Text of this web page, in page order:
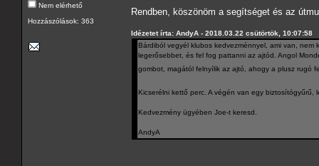
Nem elérhető
Hozzászólások: 363
Rendben, köszönöm a segítséget és az
Idézetet írta: AndyA - 2018.03.22 csütörtök, 10:07:58
Bárdiból vegyél klubos kedvezménnyel, ami van,
legerősebbet, és fel fog pattanni az ajtód. Angol
gombot, magától felnyílik az ajtó, ahogy a plusz rugó
Kicserélni kettő perc. A végén van egy
Kedvezmény ügyében Joe-t keresd.
AndyA